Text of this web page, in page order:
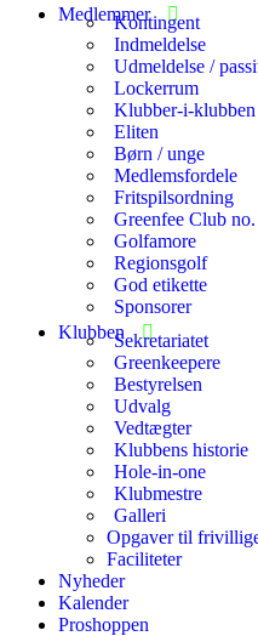
MedlemmerKontingent
Indmeldelse
Udmeldelse /
Lockerrum
Klubber-i-klubben
Eliten
Børn / unge
Medlemsfordele
Fritspilsordning
Greenfee Club no.
Golfamore
Regionsgolf
God etikette
Sponsorer
KlubbenSekretariatet
Greenkeepere
Bestyrelsen
Udvalg
Vedtægter
Klubbens historie
Hole-in-one
Klubmestre
Galleri
Opgaver til
Faciliteter
Nyheder
Kalender
Proshoppen